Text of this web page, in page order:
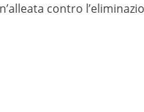
contro